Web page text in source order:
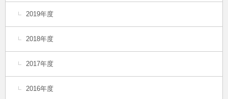
2019年度
2018年度
2017年度
2016年度